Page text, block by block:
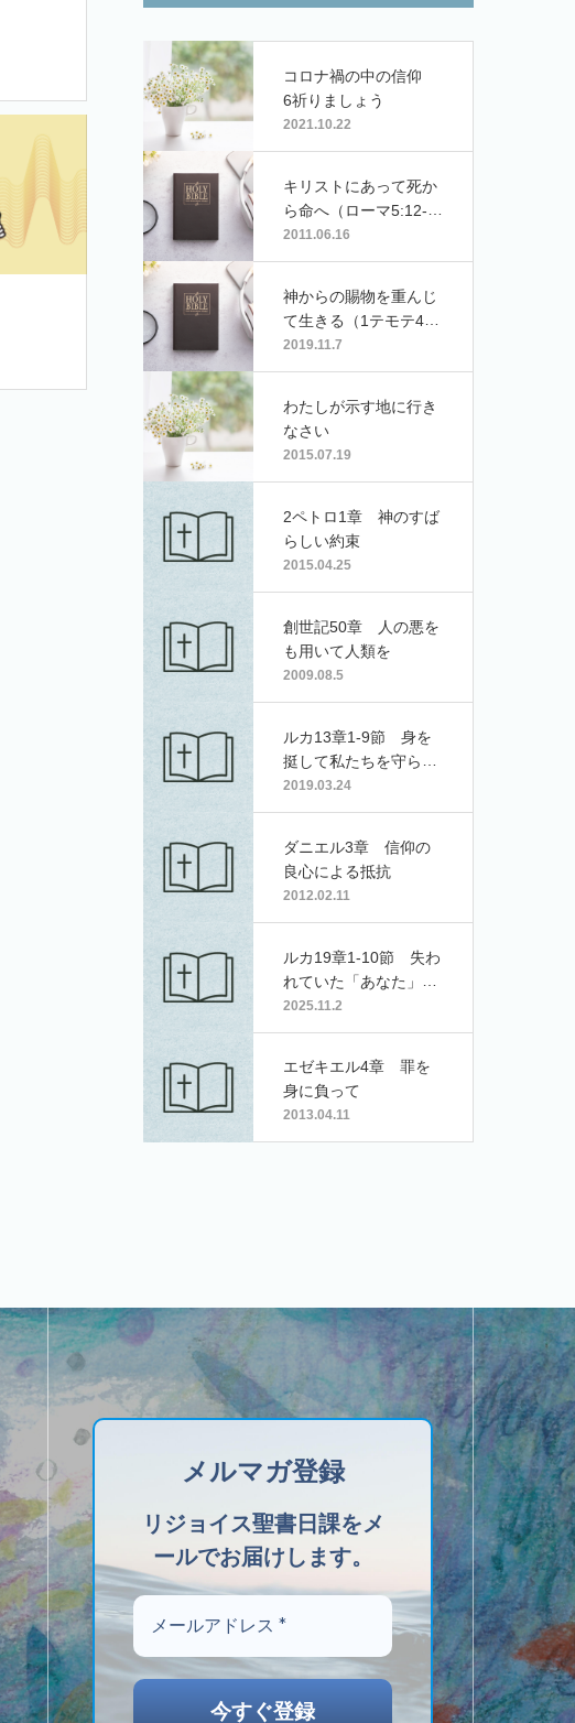
コロナ禍の中の信仰
6祈りましょう
2021.10.22
キリストにあって死か
ら命へ（ローマ5:12-2
1）
2011.06.16
神からの賜物を重んじ
て生きる（1テモテ4:1
1-16）
2019.11.7
わたしが示す地に行き
なさい
2015.07.19
2ペトロ1章 神のすば
らしい約束
2015.04.25
創世記50章 人の悪を
も用いて人類を
2009.08.5
ルカ13章1-9節 身を
挺して私たちを守られ
る方
2019.03.24
ダニエル3章 信仰の
良心による抵抗
2012.02.11
ルカ19章1-10節 失わ
れていた「あなた」を
訪れるイエス
2025.11.2
エゼキエル4章 罪を
身に負って
2013.04.11
メルマガ登録
リジョイス聖書日課をメ
ールでお届けします。